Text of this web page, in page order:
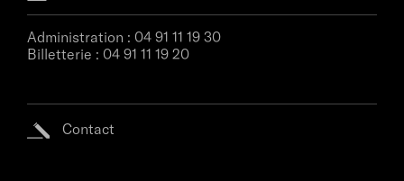
Administration : 04 91 11 19 30
Billetterie : 04 91 11 19 20
Contact